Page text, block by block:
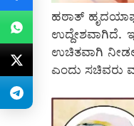
ಹಠಾತ್
ಉದ್ದೇಶವಾಗಿದೆ.
ಉಚಿತವಾಗಿ
ಎಂದು ಸಚಿವರು